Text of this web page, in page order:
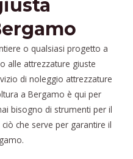
o qualsiasi progetto a
alle attrezzature giuste
di noleggio attrezzature
a Bergamo è qui per
bisogno di strumenti per il
che serve per garantire il